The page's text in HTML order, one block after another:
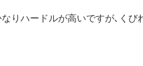
りハードルが高いですが､く